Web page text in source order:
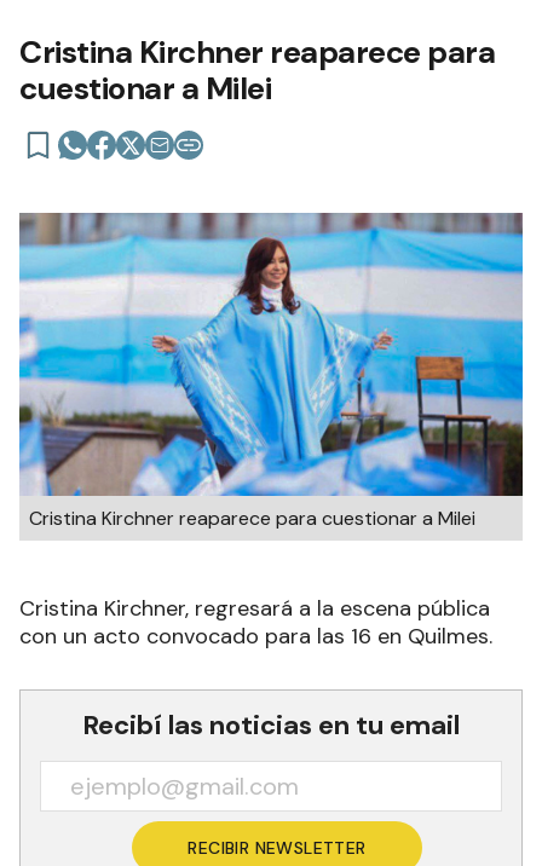
Cristina Kirchner reaparece para
cuestionar a Milei
Cristina Kirchner reaparece para cuestionar a Milei
Cristina Kirchner, regresará a la escena pública
con un acto convocado para las 16 en Quilmes.
Recibí las noticias en tu email
RECIBIR NEWSLETTER